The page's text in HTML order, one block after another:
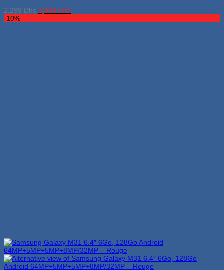
2,299Dhs Le
1,999 DhsLe
-10%